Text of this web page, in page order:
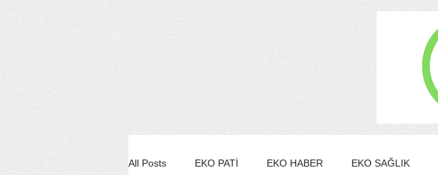
All Posts EKO PATİ EKO HABER EKO SAĞLIK